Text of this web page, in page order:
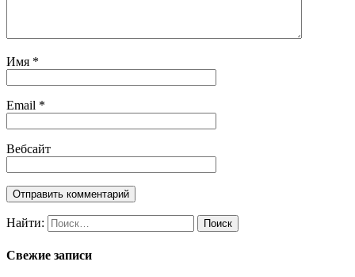
Имя *
Email *
Вебсайт
Найти:
Свежие записи